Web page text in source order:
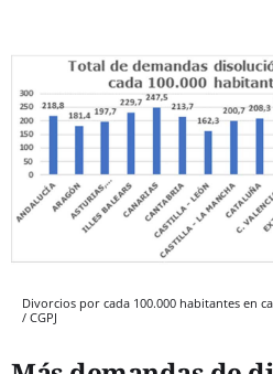
Divorcios por cada 100.000 habitantes en
/ CGPJ